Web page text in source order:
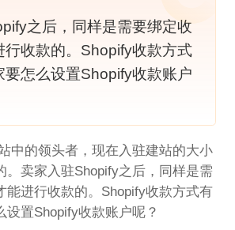
之后，同样是需要绑定收
行收款的。Shopify收款方式
要怎么设置Shopify收款账户
中的领头者，现在入驻建站的大小
。卖家入驻Shopify之后，同样是需
能进行收款的。Shopify收款方式有
设置Shopify收款账户呢？